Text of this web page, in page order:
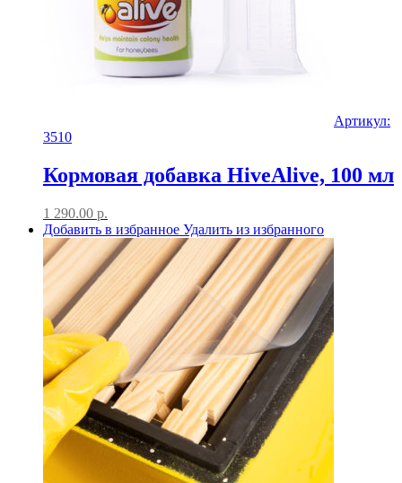
Артикул:
3510
Кормовая добавка HiveAlive, 100 мл
1 290.00 р.
Добавить в избранное Удалить из избранного